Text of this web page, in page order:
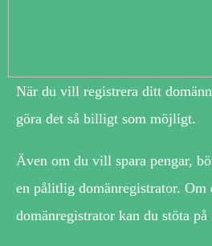
När du vill registrera ditt
göra det så billigt som möjligt.
Även om du vill spara pengar,
en pålitlig domänregistrator. Om
domänregistrator kan du stöta